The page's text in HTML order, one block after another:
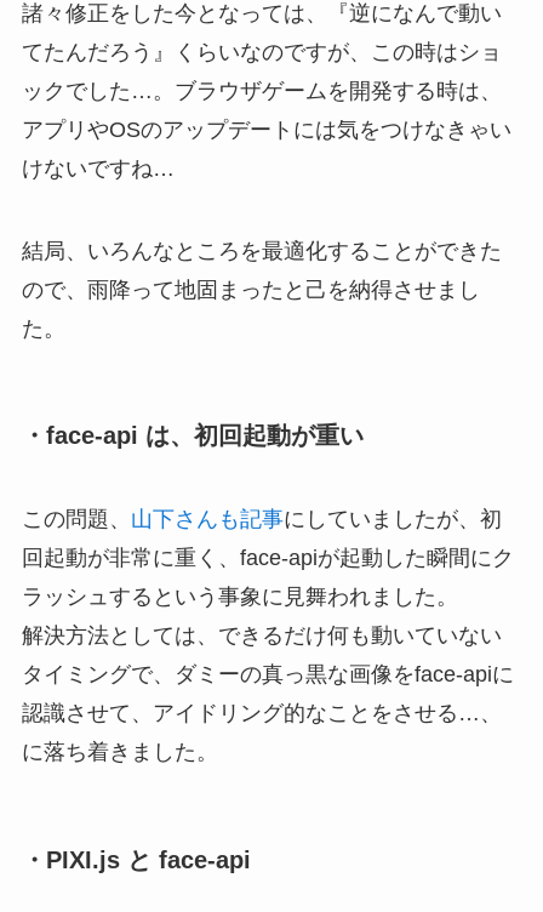
諸々修正をした今となっては、『逆になんで動い
てたんだろう』くらいなのですが、この時はショ
ックでした…。ブラウザゲームを開発する時は、
アプリやOSのアップデートには気をつけなきゃい
けないですね…
結局、いろんなところを最適化することができた
ので、雨降って地固まったと己を納得させまし
た。
・face-api は、初回起動が重い
この問題、 山下さんも記事にしていましたが、初
回起動が非常に重く、face-apiが起動した瞬間にク
ラッシュするという事象に見舞われました。
解決方法としては、できるだけ何も動いていない
タイミングで、ダミーの真っ黒な画像をface-apiに
認識させて、アイドリング的なことをさせる…、
に落ち着きました。
・PIXI.js と face-api